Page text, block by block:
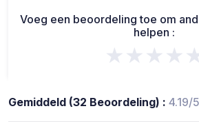
Voeg een beoordeling toe om
helpen :
Gemiddeld (32 Beoordeling) : 4.19/5